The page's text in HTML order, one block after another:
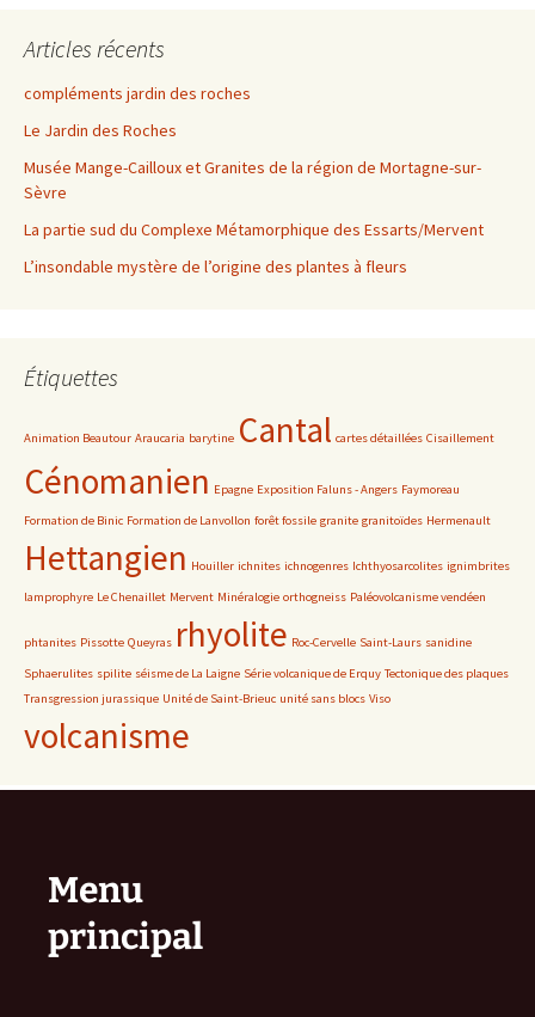
Articles récents
compléments jardin des roches
Le Jardin des Roches
Musée Mange-Cailloux et Granites de la région de Mortagne-sur-
Sèvre
La partie sud du Complexe Métamorphique des Essarts/Mervent
L’insondable mystère de l’origine des plantes à fleurs
Étiquettes
Animation Beautour Araucaria barytine Cantal cartes détaillées Cisaillement
Cénomanien Epagne Exposition Faluns - Angers Faymoreau
Formation de Binic Formation de Lanvollon forêt fossile granite granitoïdes Hermenault
Hettangien Houiller ichnites ichnogenres Ichthyosarcolites ignimbrites
lamprophyre Le Chenaillet Mervent Minéralogie orthogneiss Paléovolcanisme vendéen
phtanites Pissotte Queyras rhyolite Roc-Cervelle Saint-Laurs sanidine
Sphaerulites spilite séisme de La Laigne Série volcanique de Erquy Tectonique des plaques
Transgression jurassique Unité de Saint-Brieuc unité sans blocs Viso
volcanisme
Menu
principal